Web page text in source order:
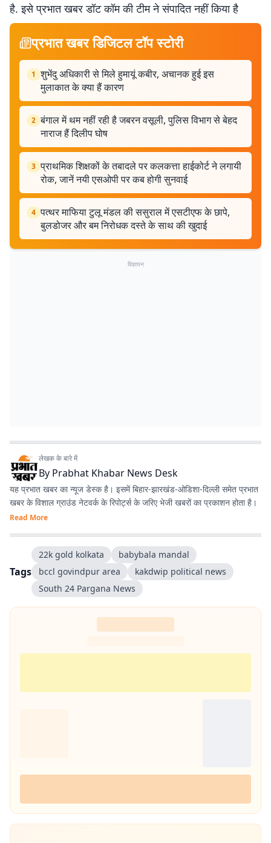
है. इसे प्रभात खबर डॉट कॉम की टीम ने संपादित नहीं किया है
प्रभात खबर डिजिटल टॉप स्टोरी
1 शुभेंदु अधिकारी से मिले हुमायूं कबीर, अचानक हुई इस
मुलाकात के क्या हैं कारण
2 बंगाल में थम नहीं रही है जबरन वसूली, पुलिस विभाग से बेहद
नाराज हैं दिलीप घोष
3 प्राथमिक शिक्षकों के तबादले पर कलकत्ता हाईकोर्ट ने लगायी
रोक, जानें नयी एसओपी पर कब होगी सुनवाई
4 पत्थर माफिया टुलू मंडल की ससुराल में एसटीएफ के छापे,
बुलडोजर और बम निरोधक दस्ते के साथ की खुदाई
विज्ञापन
लेखक के बारे में
By Prabhat Khabar News Desk
यह प्रभात खबर का न्यूज डेस्क है। इसमें बिहार-झारखंड-ओडिशा-दिल्‍ली समेत प्रभात
खबर के विशाल ग्राउंड नेटवर्क के रिपोर्ट्स के जरिए भेजी खबरों का प्रकाशन होता है।
Read More
Tags
22k gold kolkata
babybala mandal
bccl govindpur area
kakdwip political news
South 24 Pargana News